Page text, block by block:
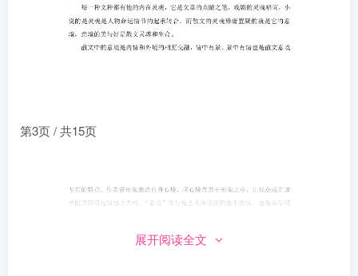
第3页 / 共15页
展开阅读全文